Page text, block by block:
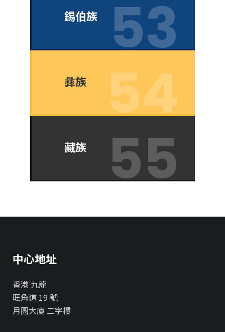
錫伯族
彝族
藏族
中心地址
香港 九龍
旺角道 19 號
月圓大廈 二字樓